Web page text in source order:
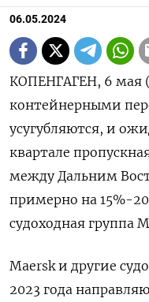
06.05.2024
КОПЕНГАГЕН, 6 мая
контейнерными
усугубляются, и
квартале
между Дальним
примерно на 15%-
судоходная группа
Maersk и другие
2023 года